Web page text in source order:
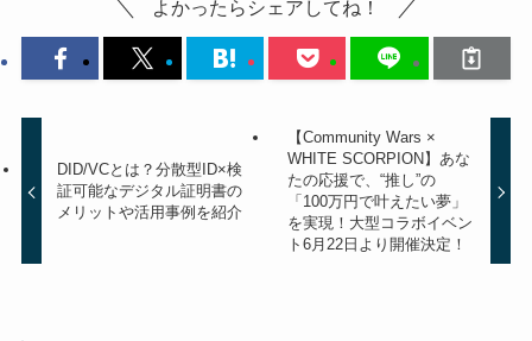
よかったらシェアしてね！
DID/VCとは？分散型ID×検
証可能なデジタル証明書の
メリットや活用事例を紹介
【Community Wars ×
WHITE SCORPION】あな
たの応援で、“推し”の
「100万円で叶えたい夢」
を実現！⼤型コラボイベン
ト6⽉22⽇より開催決定！